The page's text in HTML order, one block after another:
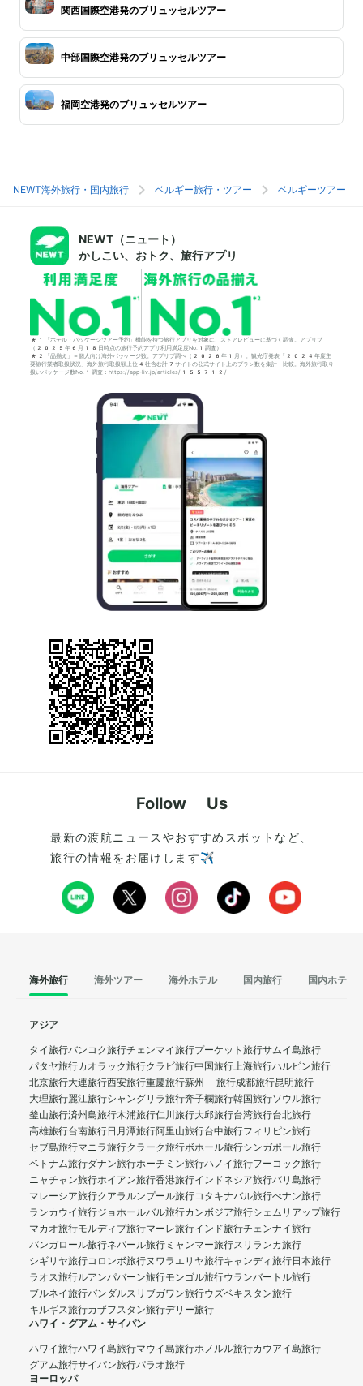
関西国際空港発のブリュッセルツアー
中部国際空港発のブリュッセルツアー
福岡空港発のブリュッセルツアー
NEWT海外旅行・国内旅行 ベルギー旅行・ツアー ベルギーツアー
NEWT（ニュート）
かしこい、おトク、旅行アプリ
*1「ホテル・パッケージツアー予約」機能を持つ旅行アプリを対象に、ストアレビューに基づく調査。アプリブ
（2025年6月18日時点の旅行予約アプリ利用満足度No.1調査）
*2「品揃え」＝個人向け海外パッケージ数。アプリブ調べ（2026年1月）。観光庁発表「2024年度主
要旅行業者取扱状況」海外旅行取扱額上位4社含む計7サイトの公式サイト上のプラン数を集計・比較。海外旅行取り
扱いパッケージ数No.1調査：https://app-liv.jp/articles/155712/
Follow Us
最新の渡航ニュースやおすすめスポットなど、
旅行の情報をお届けします✈️
海外旅行 海外ツアー 海外ホテル 国内旅行 国内ホテル
アジア
タイ旅行バンコク旅行チェンマイ旅行プーケット旅行サムイ島旅行
パタヤ旅行カオラック旅行クラビ旅行中国旅行上海旅行ハルビン旅行
北京旅行大連旅行西安旅行重慶旅行蘇州 旅行成都旅行昆明旅行
大理旅行麗江旅行シャングリラ旅行奔子欄旅行韓国旅行ソウル旅行
釜山旅行済州島旅行木浦旅行仁川旅行大邱旅行台湾旅行台北旅行
高雄旅行台南旅行日月潭旅行阿里山旅行台中旅行フィリピン旅行
セブ島旅行マニラ旅行クラーク旅行ボホール旅行シンガポール旅行
ベトナム旅行ダナン旅行ホーチミン旅行ハノイ旅行フーコック旅行
ニャチャン旅行ホイアン旅行香港旅行インドネシア旅行バリ島旅行
マレーシア旅行クアラルンプール旅行コタキナバル旅行ぺナン旅行
ランカウイ旅行ジョホールバル旅行カンボジア旅行シェムリアップ旅行
マカオ旅行モルディブ旅行マーレ旅行インド旅行チェンナイ旅行
バンガロール旅行ネパール旅行 ミャンマー旅行スリランカ旅行
シギリヤ旅行コロンボ旅行ヌワラエリヤ旅行キャンディ旅行日本旅行
ラオス旅行ルアンパバーン旅行モンゴル旅行ウランバートル旅行
ブルネイ旅行バンダルスリブガワン旅行ウズベキスタン旅行
キルギス旅行カザフスタン旅行デリー旅行
ハワイ・グアム・サイパン
ハワイ旅行ハワイ島旅行マウイ島旅行ホノルル旅行カウアイ島旅行
グアム旅行サイパン旅行パラオ旅行
ヨーロッパ